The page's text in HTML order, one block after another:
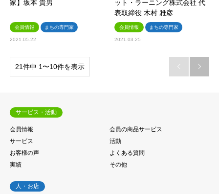
家】坂本 貴男
会員情報 まちの専門家
2021.05.22
ット・ラーニング株式会社 代
表取締役 木村 雅彦
会員情報 まちの専門家
2021.03.25
21件中 1〜10件を表示  
サービス・活動
会員情報
会員の商品サービス
サービス
活動
お客様の声
よくある質問
実績
その他
人・お店